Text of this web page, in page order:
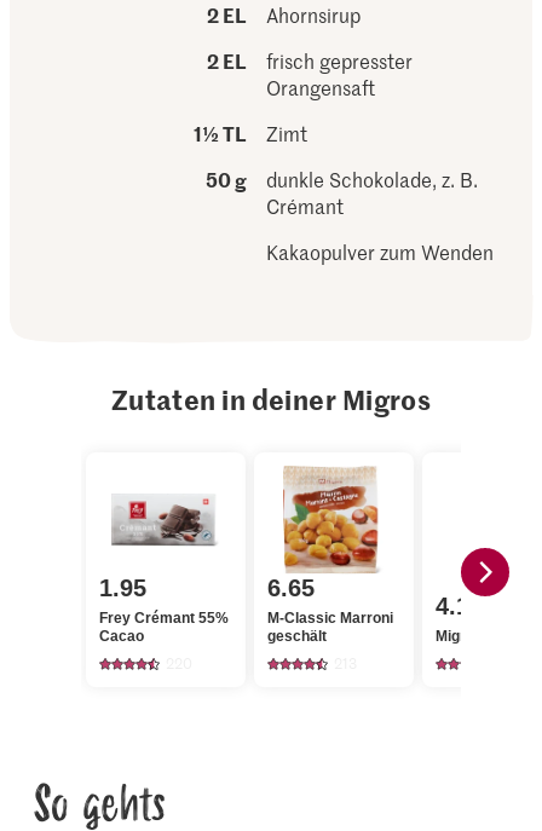
2 EL
Ahornsirup
2 EL
frisch gepresster
Orangensaft
1½ TL
Zimt
50 g
dunkle Schokolade, z. B.
Crémant
Kakaopulver zum Wenden
Zutaten in deiner Migros
1.95
Frey Crémant 55%
Cacao
6.65
M-Classic Marroni
geschält
4.15
Migros Datteln
So gehts